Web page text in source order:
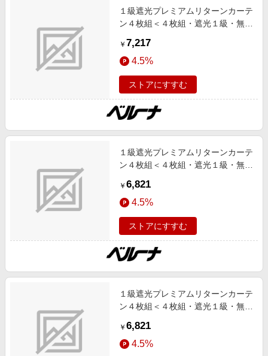
金融・マネー・保険
デジタルコンテンツ
ビジネス・その他サービス
Samsung ボーナスキャンペーン
週末の高還元 夏の長期版
１級遮光プレミアムリターンカーテ
ン４枚組＜４枚組・遮光１級・無
活・リターンカーテン＞ ダークグ
レー １００Ｘ１８５ インテリア
iellio 夏号 1級遮光,UV対策/UVカッ
ト,あったかアイテム,形状記憶,断
熱,防音 SNS,インテリア,ネット限
定
￥ 7,217
4.5%
ストアにすすむ
１級遮光プレミアムリターンカーテ
ン４枚組＜４枚組・遮光１級・無
活・リターンカーテン＞ ダークグ
レー １００Ｘ１７８ インテリア
iellio 夏号 1級遮光,UV対策/UVカッ
ト,あったかアイテム,形状記憶,断
熱,防音 SNS,インテリア,ネット限
定
￥ 6,821
4.5%
ストアにすすむ
１級遮光プレミアムリターンカーテ
ン４枚組＜４枚組・遮光１級・無
活・リターンカーテン＞ グリーン
１００Ｘ１７８ インテリア iellio 夏
￥ 6,821
4.5%